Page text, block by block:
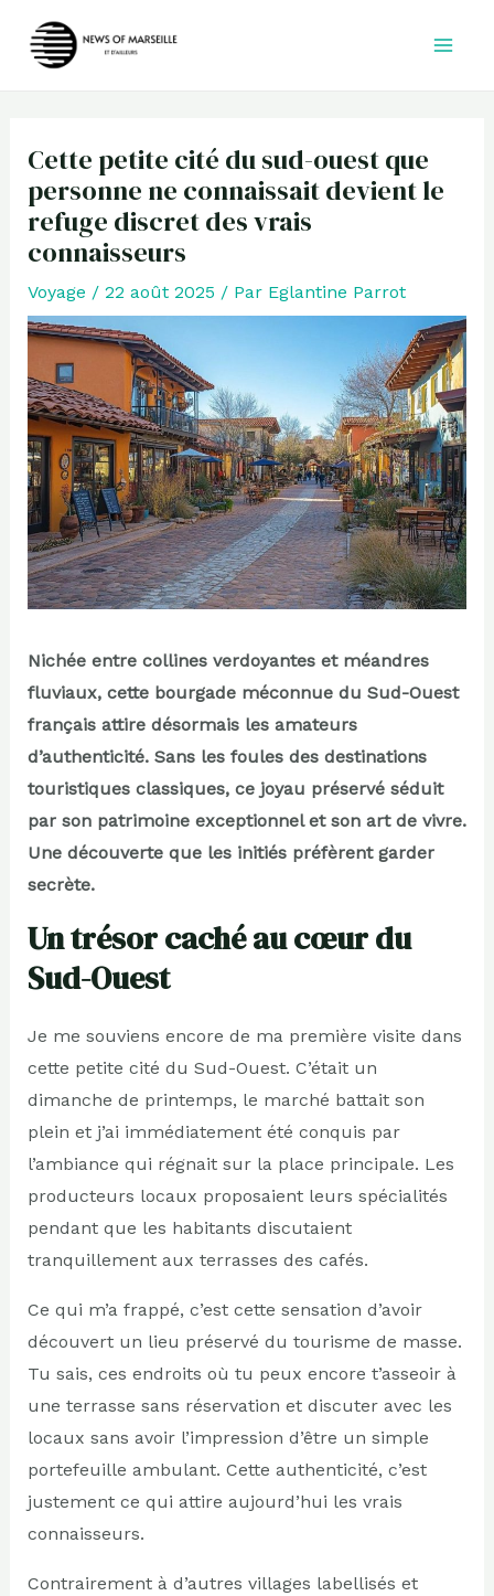
Cette petite cité du sud-ouest que
personne ne connaissait devient le
refuge discret des vrais
connaisseurs
Voyage / 22 août 2025 / Par Eglantine Parrot
Nichée entre collines verdoyantes et méandres
fluviaux, cette bourgade méconnue du Sud-Ouest
français attire désormais les amateurs
d’authenticité. Sans les foules des destinations
touristiques classiques, ce joyau préservé séduit
par son patrimoine exceptionnel et son art de vivre.
Une découverte que les initiés préfèrent garder
secrète.
Un trésor caché au cœur du
Sud-Ouest
Je me souviens encore de ma première visite dans
cette petite cité du Sud-Ouest. C’était un
dimanche de printemps, le marché battait son
plein et j’ai immédiatement été conquis par
l’ambiance qui régnait sur la place principale. Les
producteurs locaux proposaient leurs spécialités
pendant que les habitants discutaient
tranquillement aux terrasses des cafés.
Ce qui m’a frappé, c’est cette sensation d’avoir
découvert un lieu préservé du tourisme de masse.
Tu sais, ces endroits où tu peux encore t’asseoir à
une terrasse sans réservation et discuter avec les
locaux sans avoir l’impression d’être un simple
portefeuille ambulant. Cette authenticité, c’est
justement ce qui attire aujourd’hui les vrais
connaisseurs.
Contrairement à d’autres villages labellisés et